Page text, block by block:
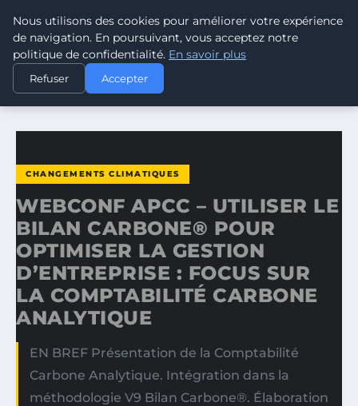
CLIMATE GUARDIAN
ACCUEIL
CHANGEMENTS CLIMATIQUES
WEBCONF APCC – UTILISER LE BILAN CARBONE® POUR…
CHANGEMENTS CLIMATIQUES
WEBCONF APCC – UTILISER LE
BILAN CARBONE® POUR
OPTIMISER LA GESTION
D’ENTREPRISE : FOCUS SUR
LA COMPTABILITÉ CARBONE
ANALYTIQUE
EN BREF Présentation de la Comptabilité
Carbone Analytique. Intégration dans la
méthodologie V9 Bilan Carbone®. Élaboration
Nous utilisons des cookies pour améliorer votre expérience
de navigation. En poursuivant, vous acceptez notre
politique de confidentialité. En savoir plus
Refuser Accepter